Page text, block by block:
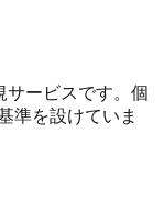
サービスです。個
準を設けていま